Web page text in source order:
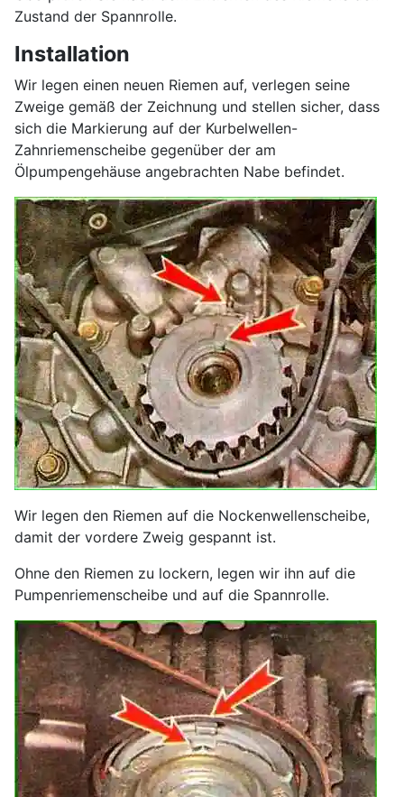
Zustand der Spannrolle.
Installation
Wir legen einen neuen Riemen auf, verlegen seine
Zweige gemäß der Zeichnung und stellen sicher, dass
sich die Markierung auf der Kurbelwellen-
Zahnriemenscheibe gegenüber der am
Ölpumpengehäuse angebrachten Nabe befindet.
Wir legen den Riemen auf die Nockenwellenscheibe,
damit der vordere Zweig gespannt ist.
Ohne den Riemen zu lockern, legen wir ihn auf die
Pumpenriemenscheibe und auf die Spannrolle.